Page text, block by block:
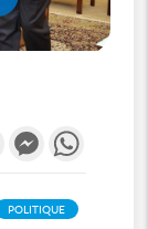
Gmail Messenger
POLITIQUE